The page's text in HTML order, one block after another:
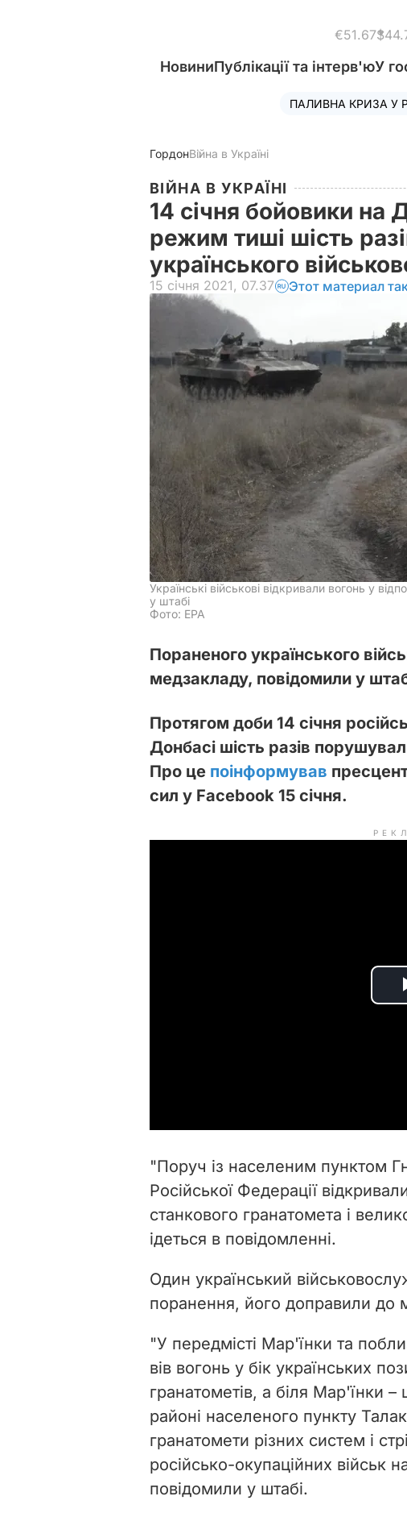
€51.67
НовиниПублікації та інтерв'юУ
ПАЛИВНА КРИЗА У
ГордонВійна в Україні
ВІЙНА В УКРАЇНІ
14 січня бойовики на
режим тиші шість
українського
15 січня 2021, 07.37 Этот материал
Українські військові відкривали вогонь у
у штабі
Фото: EPA
Пораненого українського
медзакладу, повідомили у
Протягом доби 14 січня
Донбасі шість разів
Про це поінформував
сил у Facebook 15 січня.
"Поруч із населеним пунктом
Російської Федерації
станкового гранатомета і
ідеться в повідомленні.
Один український
поранення, його доправили до
"У передмісті Мар'їнки та
вів вогонь у бік українських
гранатометів, а біля Мар'їнки –
районі населеного пункту
гранатомети різних систем і
російсько-окупаційних військ
повідомили у штабі.